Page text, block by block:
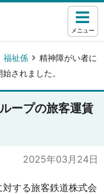
メニュー
福祉係
精神障がい者に
されました。
ープの旅客運賃
2025年03月24日
する旅客鉄道株式会